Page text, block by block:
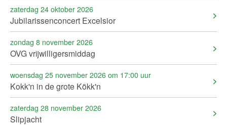
zaterdag 24 oktober 2026
Jubilarissenconcert Excelsior
zondag 8 november 2026
OVG vrijwilligersmiddag
woensdag 25 november 2026 om 17:00 uur
Kokk'n in de grote Kökk'n
zaterdag 28 november 2026
Slipjacht